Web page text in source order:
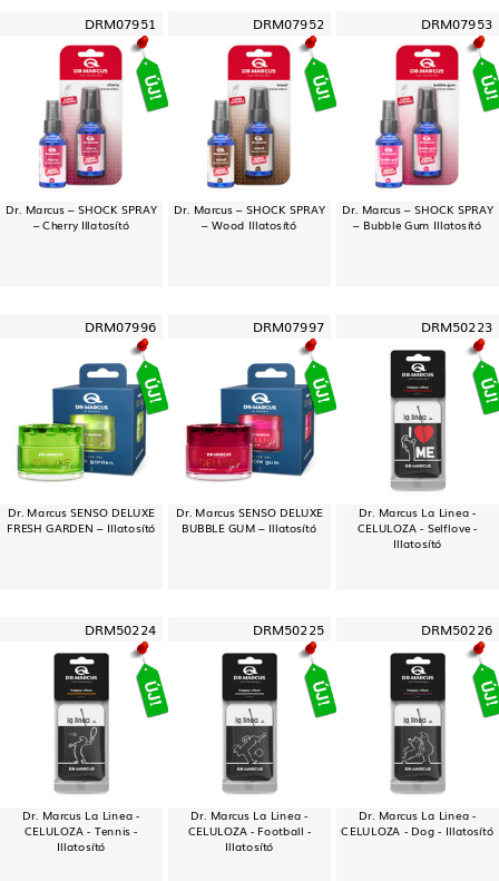
DRM07951
Dr. Marcus – SHOCK SPRAY
– Cherry Illatosító
DRM07952
Dr. Marcus – SHOCK SPRAY
– Wood Illatosító
DRM07953
Dr. Marcus – SHOCK SPRAY
– Bubble Gum Illatosító
DRM07996
Dr. Marcus SENSO DELUXE
FRESH GARDEN – Illatosító
DRM07997
Dr. Marcus SENSO DELUXE
BUBBLE GUM – Illatosító
DRM50223
Dr. Marcus La Linea -
CELULOZA - Selflove -
Illatosító
DRM50224
Dr. Marcus La Linea -
CELULOZA - Tennis -
Illatosító
DRM50225
Dr. Marcus La Linea -
CELULOZA - Football -
Illatosító
DRM50226
Dr. Marcus La Linea -
CELULOZA - Dog - Illatosító